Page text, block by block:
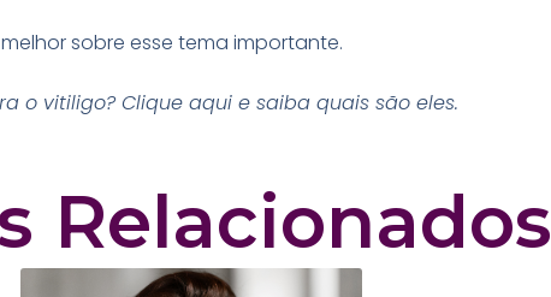
sobre esse tema importante.
o vitiligo? Clique aqui e saiba quais são eles.
Relacionados